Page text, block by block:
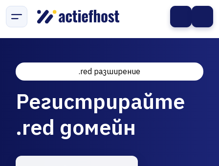
.red разширение
Регистрирайте
.red домейн